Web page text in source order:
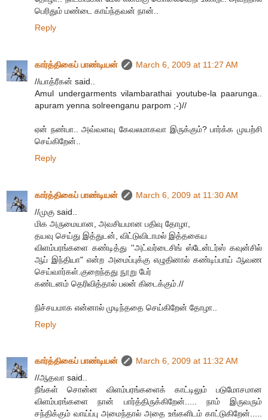
பெரிதும் மண்டை காய்ந்தவன் நான்..
Reply
கார்த்திகைப் பாண்டியன்
March 6, 2009 at 11:27 AM
//யாத்ரீகன் said..
Amul undergarments vilambarathai youtube-la paarunga..
apuram yenna solreenganu parpom ;-)//
ஏன் நண்பா.. அவ்வளவு கேவலமாகவா இருக்கும்? பார்க்க முயற்சி
செய்கிறேன்..
Reply
கார்த்திகைப் பாண்டியன்
March 6, 2009 at 11:30 AM
//முகு said..
மிக அருமையான, அவசியமான பதிவு தோழா,
தயவு செய்து இத்துடன், விட்டுவிடாமல் இத்தகைய
விளம்பரங்களை கண்டித்து ''அட்வர்டைசிங் ஸ்டேன்டர்ஸ் கவுன்சில்
ஆப் இந்தியா" என்ற அமைப்புக்கு எழுதினால் கண்டிப்பாய் ஆவண
செய்வார்கள்.குறைந்தது நூறு பேர்
கண்டனம் தெரிவித்தால் பலன் கிடைக்கும்.//
நிச்சயமாக என்னால் முடிந்ததை செய்கிறேன் தோழா..
Reply
கார்த்திகைப் பாண்டியன்
March 6, 2009 at 11:32 AM
//ஆதவா said..
நீங்கள் சொன்ன விளம்பரங்களைக் காட்டிலும் படுமோசமான
விளம்பரங்களை நான் பார்த்திருக்கிறேன்..... நாம் இருவரும்
சந்திக்கும் வாய்ப்பு அமைந்தால் அதை உங்களிடம் காட்டுகிறேன்.....